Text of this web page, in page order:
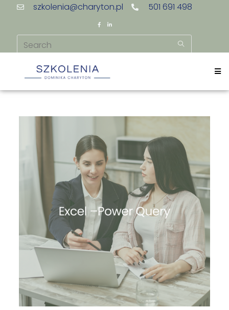
szkolenia@charyton.pl 501 691 498